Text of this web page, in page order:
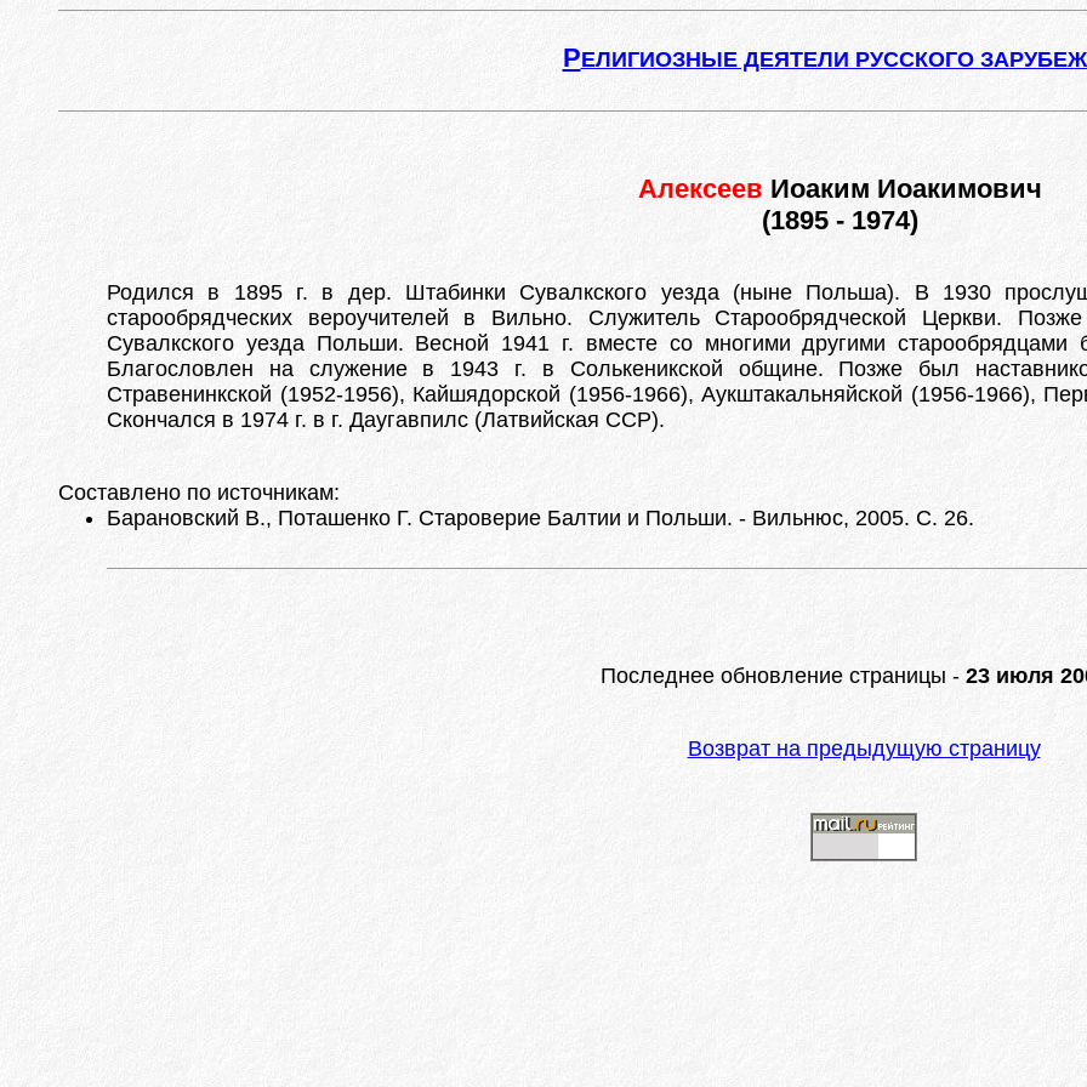
РЕЛИГИОЗНЫЕ ДЕЯТЕЛИ РУССКОГО
Алексеев Иоаким Иоакимович
(1895 - 1974)
Родился в 1895 г. в дер. Штабинки Сувалкского уезда (ныне Польша). В 1930
старообрядческих вероучителей в Вильно. Служитель Старообрядческой Церкви.
Сувалкского уезда Польши. Весной 1941 г. вместе со многими другими
Благословлен на служение в 1943 г. в Солькеникской общине. Позже был
Стравенинкской (1952-1956), Кайшядорской (1956-1966), Аукштакальняйской (1956-1966),
Скончался в 1974 г. в г. Даугавпилс (Латвийская ССР).
Составлено по источникам:
Барановский В., Поташенко Г. Староверие Балтии и Польши. - Вильнюс, 2005. С. 26.
Последнее обновление страницы - 23 июля
Возврат на предыдущую страницу